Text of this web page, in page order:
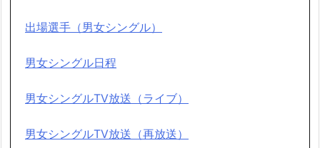
出場選手（男女シングル）
男女シングル日程
男女シングルTV放送（ライブ）
男女シングルTV放送（再放送）